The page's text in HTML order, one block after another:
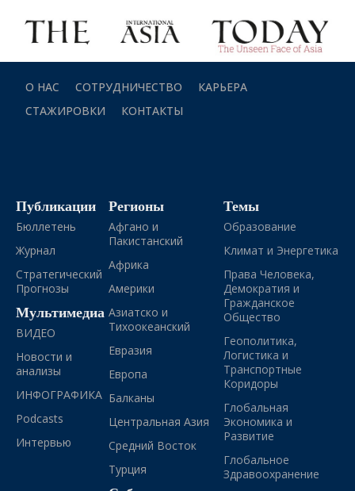
О НАС СОТРУДНИЧЕСТВО
КАРЬЕРА
СТАЖИРОВКИ
КОНТАКТЫ
Публикации
Бюллетень
Журнал
Стратегический
Прогнозы
Мультимедиа
ВИДЕО
Новости и
анализы
ИНФОГРАФИКА
Podcasts
Интервью
Регионы
Афгано и
Пакистанский
Африка
Америки
Азиатско и
Тихоокеанский
Евразия
Европа
Балканы
Центральная Азия
Средний Восток
Турция
Темы
Образование
Климат и Энергетика
Права Человека,
Демократия и
Гражданское
Общество
Геополитика,
Логистика и
Транспортные
Коридоры
Глобальная
Экономика и
Развитие
Глобальное
Здравоохранение